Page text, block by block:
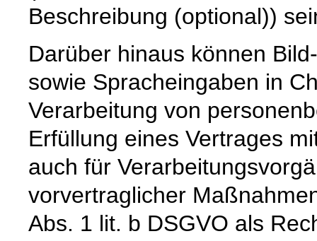
Beschreibung (optional))
Darüber hinaus können
sowie Spracheingaben in
Verarbeitung von
Erfüllung eines Vertrages
auch für
vorvertraglicher
Abs. 1 lit. b DSGVO als